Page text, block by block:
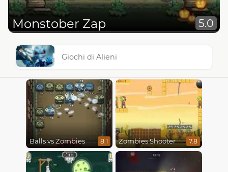
Monstober Zap 5.0
Giochi di Alieni
Balls vs Zombies 8.1 Zombies Shooter 7.8